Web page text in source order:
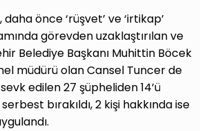
önce ‘rüşvet’ ve ‘irtikap’
görevden uzaklaştırılan ve
Belediye Başkanı Muhittin Böcek
müdürü olan Cansel Tuncer de
edilen 27 şüpheliden 14’ü
bırakıldı, 2 kişi hakkında ise